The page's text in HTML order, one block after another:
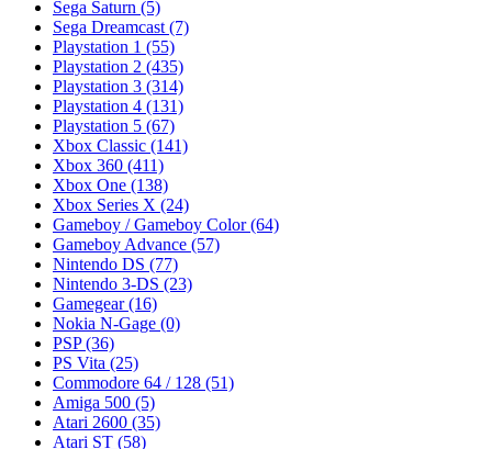
Sega Saturn (5)
Sega Dreamcast (7)
Playstation 1 (55)
Playstation 2 (435)
Playstation 3 (314)
Playstation 4 (131)
Playstation 5 (67)
Xbox Classic (141)
Xbox 360 (411)
Xbox One (138)
Xbox Series X (24)
Gameboy / Gameboy Color(64)
Gameboy Advance (57)
Nintendo DS (77)
Nintendo 3-DS (23)
Gamegear(16)
Nokia N-Gage (0)
PSP(36)
PS Vita (25)
Commodore 64 / 128 (51)
Amiga 500 (5)
Atari 2600 (35)
Atari ST (58)